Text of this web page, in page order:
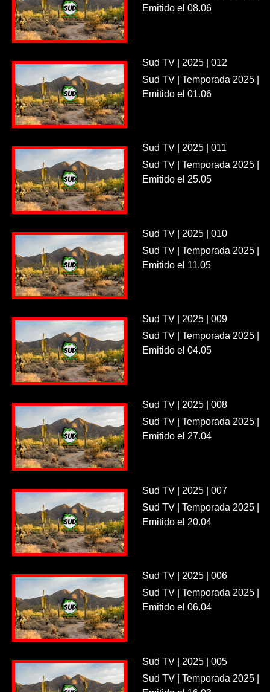
Emitido el 08.06
Sud TV | 2025 | 012
Sud TV | Temporada 2025 |
Emitido el 01.06
Sud TV | 2025 | 011
Sud TV | Temporada 2025 |
Emitido el 25.05
Sud TV | 2025 | 010
Sud TV | Temporada 2025 |
Emitido el 11.05
Sud TV | 2025 | 009
Sud TV | Temporada 2025 |
Emitido el 04.05
Sud TV | 2025 | 008
Sud TV | Temporada 2025 |
Emitido el 27.04
Sud TV | 2025 | 007
Sud TV | Temporada 2025 |
Emitido el 20.04
Sud TV | 2025 | 006
Sud TV | Temporada 2025 |
Emitido el 06.04
Sud TV | 2025 | 005
Sud TV | Temporada 2025 |